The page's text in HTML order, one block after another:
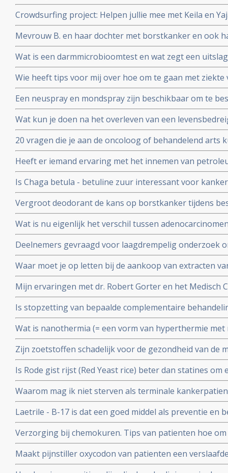
Crowdsurfing project: Helpen jullie mee met Keila en
afbouwen van een winkeltje zodat zij in hun eigen
Mevrouw B. en haar dochter met borstkanker en ook
waterstofapparaat. Een ervaringsverslag
Wat is een darmmicrobioomtest en wat zegt een
en gezondheid in het algemeen?
Wie heeft tips voor mij over hoe om te gaan met ziekte
wil zware chemo geven. Is er een alternatief?
Een neuspray en mondspray zijn beschikbaar om te
coronavirus - Covid-19. Te bestellen voor slechts 26
persoon.
Wat kun je doen na het overleven van een
20 vragen die je aan de oncoloog of behandelend arts
een recidief van kanker. Samengesteld door Kees
Heeft er iemand ervaring met het innemen van
Is Chaga betula - betuline zuur interessant voor
Vergroot deodorant de kans op borstkanker tijdens
studies bewijzen van niet. Deodorant is veilig te
Valstar.
Wat is nu eigenlijk het verschil tussen
basaalcelcarcinomen, sarcomen en blastomen?
Deelnemers gevraagd voor laagdrempelig onderzoek
door KEFIR plus BIEST (Bovine - Colostrum) te maken
Waar moet je op letten bij de aankoop van extracten
Hier wat richtlijnen
Mijn ervaringen met dr. Robert Gorter en het Medisch
waarschuwing
Is stopzetting van bepaalde complementaire
ziektekostenverzekeraars terecht of een
koste van patienten?
Wat is nanothermia (= een vorm van hyperthermie
mensen die hier ervaring mee hebben?
Zijn zoetstoffen schadelijk voor de gezondheid van de
aantasting van darmflora door bepaalde zoetstoffen.
Is Rode gist rijst (Red Yeast rice) beter dan statines
Arts-bioloog Engelbert Valstar analyseert aan de hand
Yeast Rice aanbevelen
Waarom mag ik niet sterven als terminale
Laetrile - B-17 is dat een goed middel als preventie en
Verzorging bij chemokuren. Tips van patienten hoe
chemokuur om deze beter te verdragen
Maakt pijnstiller oxycodon van patienten een
nicotine? In Amerika stierven al honderduizenden